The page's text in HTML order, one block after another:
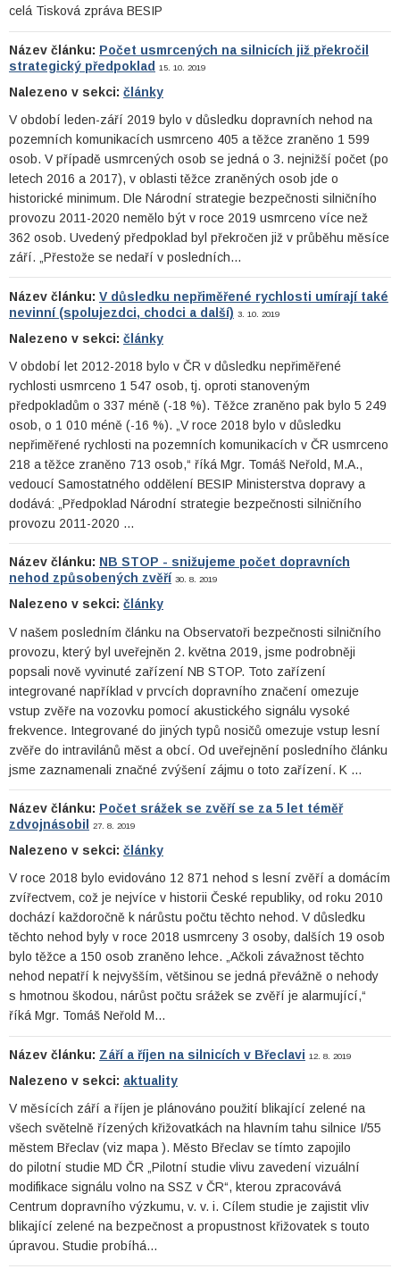
celá Tisková zpráva BESIP
Název článku: Počet usmrcených na silnicích již překročil
strategický předpoklad
15. 10. 2019
Nalezeno v sekci: články
V období leden-září 2019 bylo v důsledku dopravních nehod na
pozemních komunikacích usmrceno 405 a těžce zraněno 1 599
osob. V případě usmrcených osob se jedná o 3. nejnižší počet (po
letech 2016 a 2017), v oblasti těžce zraněných osob jde o
historické minimum. Dle Národní strategie bezpečnosti silničního
provozu 2011-2020 nemělo být v roce 2019 usmrceno více než
362 osob. Uvedený předpoklad byl překročen již v průběhu měsíce
září. „Přestože se nedaří v posledních…
Název článku: V důsledku nepřiměřené rychlosti umírají také
nevinní (spolujezdci, chodci a další) 3. 10. 2019
Nalezeno v sekci: články
V období let 2012-2018 bylo v ČR v důsledku nepřiměřené
rychlosti usmrceno 1 547 osob, tj. oproti stanoveným
předpokladům o 337 méně (-18 %). Těžce zraněno pak bylo 5 249
osob, o 1 010 méně (-16 %). „V roce 2018 bylo v důsledku
nepřiměřené rychlosti na pozemních komunikacích v ČR usmrceno
218 a těžce zraněno 713 osob,“ říká Mgr. Tomáš Neřold, M.A.,
vedoucí Samostatného oddělení BESIP Ministerstva dopravy a
dodává: „Předpoklad Národní strategie bezpečnosti silničního
provozu 2011-2020 …
Název článku: NB STOP - snižujeme počet dopravních
nehod způsobených zvěří 30. 8. 2019
Nalezeno v sekci: články
V našem posledním článku na Observatoři bezpečnosti silničního
provozu, který byl uveřejněn 2. května 2019, jsme podrobněji
popsali nově vyvinuté zařízení NB STOP. Toto zařízení
integrované například v prvcích dopravního značení omezuje
vstup zvěře na vozovku pomocí akustického signálu vysoké
frekvence. Integrované do jiných typů nosičů omezuje vstup lesní
zvěře do intravilánů měst a obcí. Od uveřejnění posledního článku
jsme zaznamenali značné zvýšení zájmu o toto zařízení. K …
Název článku: Počet srážek se zvěří se za 5 let téměř
zdvojnásobil
27. 8. 2019
Nalezeno v sekci: články
V roce 2018 bylo evidováno 12 871 nehod s lesní zvěří a domácím
zvířectvem, což je nejvíce v historii České republiky, od roku 2010
dochází každoročně k nárůstu počtu těchto nehod. V důsledku
těchto nehod byly v roce 2018 usmrceny 3 osoby, dalších 19 osob
bylo těžce a 150 osob zraněno lehce. „Ačkoli závažnost těchto
nehod nepatří k nejvyšším, většinou se jedná převážně o nehody
s hmotnou škodou, nárůst počtu srážek se zvěří je alarmující,“
říká Mgr. Tomáš Neřold M…
Název článku: Září a říjen na silnicích v Břeclavi 12. 8. 2019
Nalezeno v sekci: aktuality
V měsících září a říjen je plánováno použití blikající zelené na
všech světelně řízených křižovatkách na hlavním tahu silnice I/55
městem Břeclav (viz mapa ). Město Břeclav se tímto zapojilo
do pilotní studie MD ČR „Pilotní studie vlivu zavedení vizuální
modifikace signálu volno na SSZ v ČR“, kterou zpracovává
Centrum dopravního výzkumu, v. v. i. Cílem studie je zajistit vliv
blikající zelené na bezpečnost a propustnost křižovatek s touto
úpravou. Studie probíhá…